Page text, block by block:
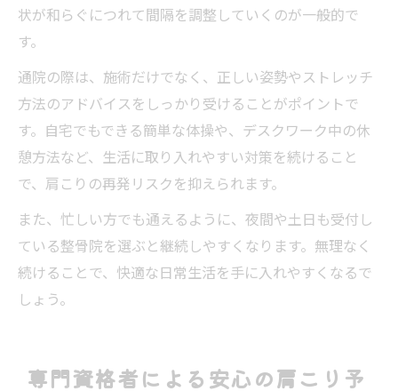
状が和らぐにつれて間隔を調整していくのが一般的で
す。
通院の際は、施術だけでなく、正しい姿勢やストレッチ
方法のアドバイスをしっかり受けることがポイントで
す。自宅でもできる簡単な体操や、デスクワーク中の休
憩方法など、生活に取り入れやすい対策を続けること
で、肩こりの再発リスクを抑えられます。
また、忙しい方でも通えるように、夜間や土日も受付し
ている整骨院を選ぶと継続しやすくなります。無理なく
続けることで、快適な日常生活を手に入れやすくなるで
しょう。
専門資格者による安心の肩こり予